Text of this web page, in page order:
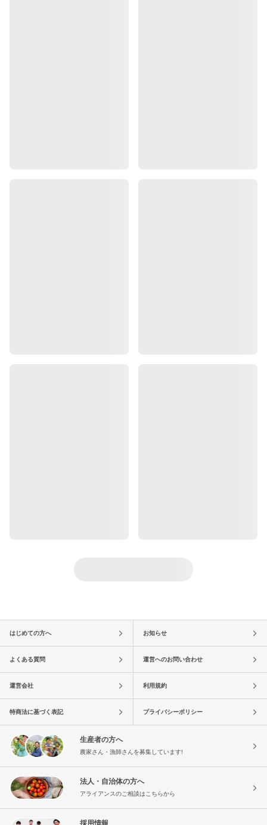
はじめての方へ お知らせ
よくある質問 運営へのお問い合わせ
運営会社 利用規約
特商法に基づく表記 プライバシーポリシー
生産者の方へ
農家さん・漁師さんを募集しています!
法人・自治体の方へ
アライアンスのご相談はこちらから
採用情報